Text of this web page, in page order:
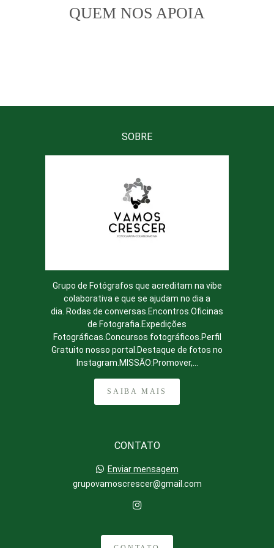
QUEM NOS APOIA
SOBRE
Grupo de Fotógrafos que acreditam na vibe
colaborativa e que se ajudam no dia a
dia. Rodas de conversas.Encontros.Oficinas
de Fotografia.Expedições
Fotográficas.Concursos fotográficos.Perfil
Gratuito nosso portal.Destaque de fotos no
Instagram.MISSÃO:Promover,...
SAIBA MAIS
CONTATO
Enviar mensagem
grupovamoscrescer@gmail.com